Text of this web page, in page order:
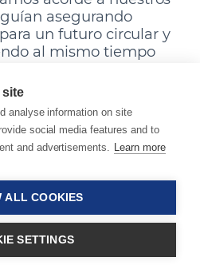
asegurando
un futuro circular y
al mismo tiempo
por
Ambiental ofrece un
garantizar que
y procesos protejan
site
analyse information on site
social media features and to
and advertisements. Learn more
ALL COOKIES
SETTINGS